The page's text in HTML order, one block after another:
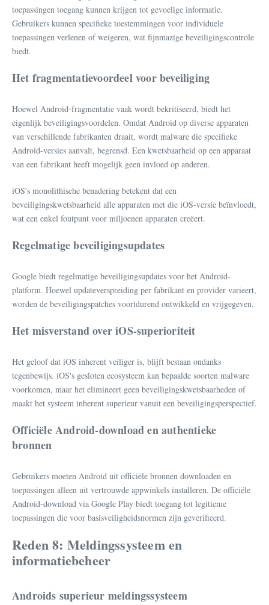
toepassingen toegang kunnen krijgen tot gevoelige informatie.
Gebruikers kunnen specifieke toestemmingen voor individuele
toepassingen verlenen of weigeren, wat fijnmazige beveiligingscontrole
biedt.
Het fragmentatievoordeel voor beveiliging
Hoewel Android-fragmentatie vaak wordt bekritiseerd, biedt het
eigenlijk beveiligingsvoordelen. Omdat Android op diverse apparaten
van verschillende fabrikanten draait, wordt malware die specifieke
Android-versies aanvalt, begrensd. Een kwetsbaarheid op een apparaat
van een fabrikant heeft mogelijk geen invloed op anderen.
iOS's monolithische benadering betekent dat een
beveiligingskwetsbaarheid alle apparaten met die iOS-versie beïnvloedt,
wat een enkel foutpunt voor miljoenen apparaten creëert.
Regelmatige beveiligingsupdates
Google biedt regelmatige beveiligingsupdates voor het Android-
platform. Hoewel updateverspreiding per fabrikant en provider varieert,
worden de beveiligingspatches voortdurend ontwikkeld en vrijgegeven.
Het misverstand over iOS-superioriteit
Het geloof dat iOS inherent veiliger is, blijft bestaan ondanks
tegenbewijs. iOS's gesloten ecosysteem kan bepaalde soorten malware
voorkomen, maar het elimineert geen beveiligingskwetsbaarheden of
maakt het systeem inherent superieur vanuit een beveiligingsperspectief.
Officiële Android-download en authentieke
bronnen
Gebruikers moeten Android uit officiële bronnen downloaden en
toepassingen alleen uit vertrouwde appwinkels installeren. De officiële
Android-download via Google Play biedt toegang tot legitieme
toepassingen die voor basisveiligheidsnormen zijn geverifieerd.
Reden 8: Meldingssysteem en
informatiebeheer
Androids superieur meldingssysteem